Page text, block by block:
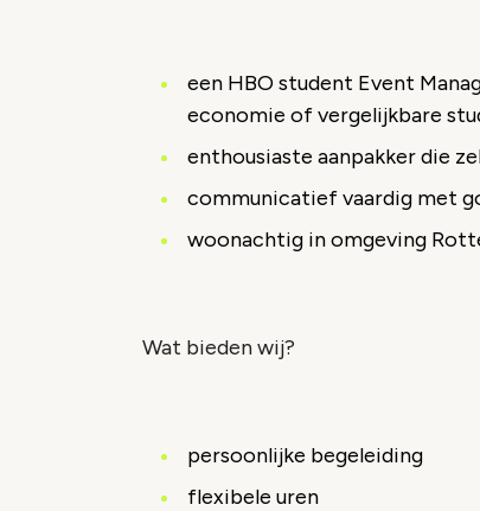
een HBO student Event
economie of vergelijkbare
enthousiaste aanpakker die
communicatief vaardig met
woonachtig in omgeving
Wat bieden wij?
persoonlijke begeleiding
flexibele uren